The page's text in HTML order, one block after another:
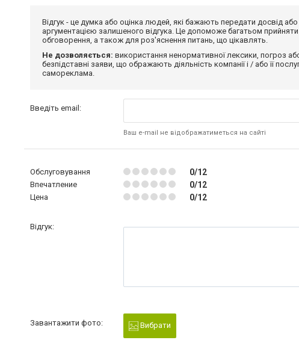
Відгук - це думка або оцінка людей, які бажають передати досвід
аргументацією залишеного відгука. Це допоможе багатьом
обговорення, а також для роз'яснення питань, що цікавлять.
Не дозволяється: використання ненормативної лексики, погроз
безпідставні заяви, що ображають діяльність компанії і / або її
самореклама.
Введіть email:
Ваш e-mail не відображатиметься на сайті
Обслуговування 0/12
Впечатление 0/12
Цена 0/12
Відгук:
Завантажити фото: Вибрати